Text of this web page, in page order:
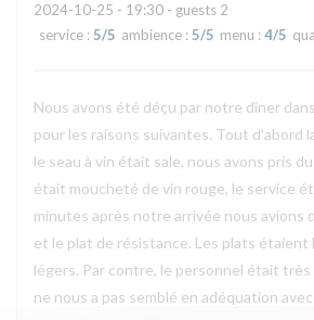
2024-10-25 - 19:30 - guests 2
service : 5/5 ambience : 5/5 menu : 4/5
Nous avons été déçu par notre dîner
pour les raisons suivantes. Tout d'abord
le seau à vin était sale, nous avons pris
était moucheté de vin rouge, le service
minutes après notre arrivée nous avions
et le plat de résistance. Les plats étaient
légers. Par contre, le personnel était très
ne nous a pas semblé en adéquation